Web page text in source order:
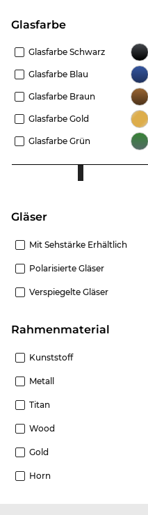
Glasfarbe
Glasfarbe Schwarz
Glasfarbe Blau
Glasfarbe Braun
Glasfarbe Gold
Glasfarbe Grün
Gläser
Mit Sehstärke Erhältlich
Polarisierte Gläser
Verspiegelte Gläser
Rahmenmaterial
Kunststoff
Metall
Titan
Wood
Gold
Horn